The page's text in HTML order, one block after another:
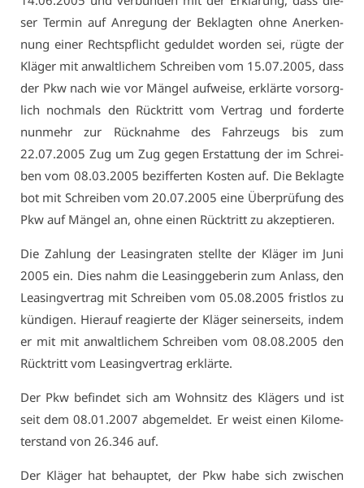
ser Ter­min auf An­re­gung der Be­klag­ten oh­ne An­er­ken­
nung ei­ner Rechts­pflicht ge­dul­det wor­den sei, rüg­te der
Klä­ger mit an­walt­li­chem Schrei­ben vom 15.07.2005, dass
der Pkw nach wie vor Män­gel auf­wei­se, er­klär­te vor­sorg­
lich noch­mals den Rück­tritt vom Ver­trag und for­der­te
nun­mehr zur Rück­nah­me des Fahr­zeugs bis zum
22.07.2005 Zug um Zug ge­gen Er­stat­tung der im Schrei­
ben vom 08.03.2005 be­zif­fer­ten Kos­ten auf. Die Be­klag­te
bot mit Schrei­ben vom 20.07.2005 ei­ne Über­prü­fung des
Pkw auf Män­gel an, oh­ne ei­nen Rück­tritt zu ak­zep­tie­ren.
Die Zah­lung der Lea­sing­ra­ten stell­te der Klä­ger im Ju­ni
2005 ein. Dies nahm die Lea­sing­ge­be­rin zum An­lass, den
Lea­sing­ver­trag mit Schrei­ben vom 05.08.2005 frist­los zu
kün­di­gen. Hier­auf re­agier­te der Klä­ger sei­ner­seits, in­dem
er mit mit an­walt­li­chem Schrei­ben vom 08.08.2005 den
Rück­tritt vom Lea­sing­ver­trag er­klär­te.
Der Pkw be­fin­det sich am Wohn­sitz des Klä­gers und ist
seit dem 08.01.2007 ab­ge­mel­det. Er weist ei­nen Ki­lo­me­
ter­stand von 26.346 auf.
Der Klä­ger hat be­haup­tet, der Pkw ha­be sich zwi­schen